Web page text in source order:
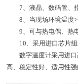
7、液晶、数码管、指
8、当现场环境温度
9、可与热电偶、热电
10、采用进口芯片组
数字温度计采用进口
高、稳定性好、适用性